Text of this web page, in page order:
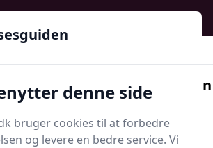
Soveværelsesguiden
denne side
bruger cookies til at forbedre
og levere en bedre service. Vi